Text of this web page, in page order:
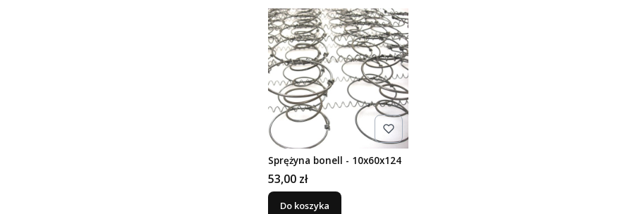
Sprężyna bonell - 10x60x124
Cena
53,00 zł
Do koszyka